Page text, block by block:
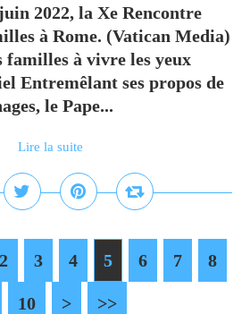
2022, la Xe Rencontre
à Rome. (Vatican Media)
familles à vivre les yeux
Entremêlant ses propos de
le Pape...
Lire la suite
2 3 4 5 6 7 8
10 20
30
> >>